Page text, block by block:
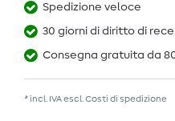
Spedizione veloce
30 giorni di diritto di
Consegna gratuita da
* incl. IVA escl.Costi di spedizione